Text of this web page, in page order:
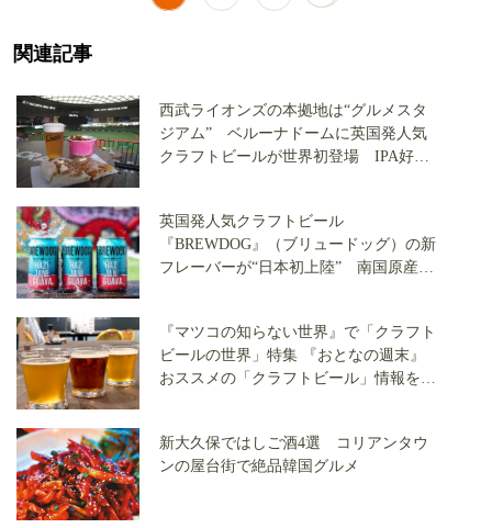
関連記事
西武ライオンズの本拠地は“グルメスタ
ジアム” ベルーナドームに英国発人気
クラフトビールが世界初登場 IPA好き
英国発人気クラフトビール
『BREWDOG』（ブリュードッグ）の新
フレーバーが“日本初上陸” 南国原産の
『マツコの知らない世界』で「クラフト
ビールの世界」特集 『おとなの週末』
おススメの「クラフトビール」情報をご
新大久保ではしご酒4選 コリアンタウ
ンの屋台街で絶品韓国グルメ